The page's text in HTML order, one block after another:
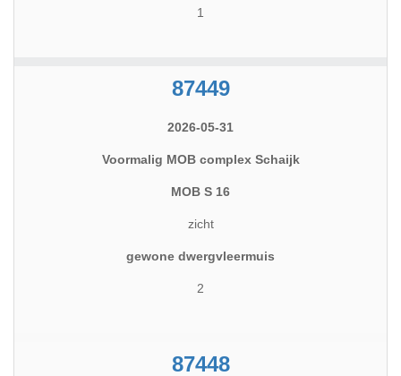
1
87449
2026-05-31
Voormalig MOB complex Schaijk
MOB S 16
zicht
gewone dwergvleermuis
2
87448